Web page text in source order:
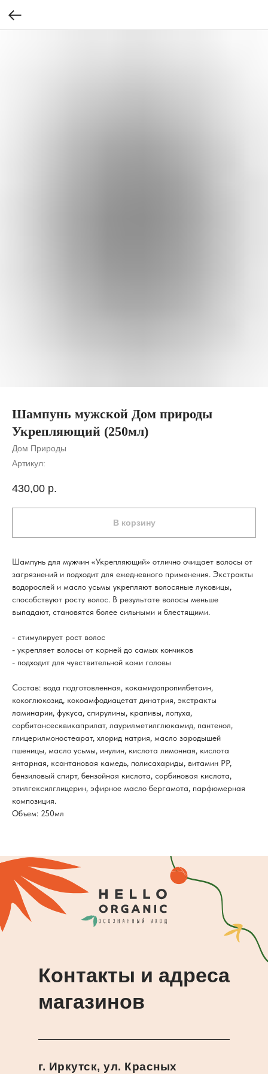
Шампунь мужской Дом природы
Укрепляющий (250мл)
Дом Природы
Артикул:
430,00 р.
В корзину
Шампунь для мужчин «Укрепляющий» отлично очищает волосы от
загрязнений и подходит для ежедневного применения. Экстракты
водорослей и масло усьмы укрепляют волосяные луковицы,
способствуют росту волос. В результате волосы меньше
выпадают, становятся более сильными и блестящими.
- стимулирует рост волос
- укрепляет волосы от корней до самых кончиков
- подходит для чувствительной кожи головы
Состав: вода подготовленная, кокамидопропилбетаин,
кокоглюкозид, кокоамфодиацетат динатрия, экстракты
ламинарии, фукуса, спирулины, крапивы, лопуха,
сорбитансесквикаприлат, лаурилметилглюкамид, пантенол,
глицерилмоностеарат, хлорид натрия, масло зародышей
пшеницы, масло усьмы, инулин, кислота лимонная, кислота
янтарная, ксантановая камедь, полисахариды, витамин РР,
бензиловый спирт, бензойная кислота, сорбиновая кислота,
этилгексилглицерин, эфирное масло бергамота, парфюмерная
композиция.
Объем: 250мл
Контакты и адреса
магазинов
г. Иркутск, ул. Красных